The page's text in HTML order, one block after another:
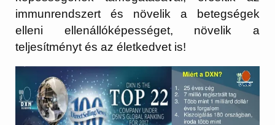
immunrendszert és növelik a betegségek
elleni ellenállóképességet, növelik a
teljesítményt és az életkedvet is!